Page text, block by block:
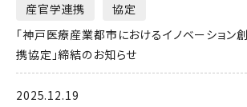
産官学連携
協定
「神戸医療産業都市におけるイノベーション
携協定」締結のお知らせ
2025.12.19